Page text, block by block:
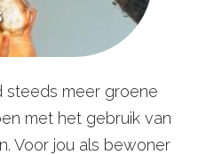
steeds meer groene
met het gebruik van
Voor jou als bewoner